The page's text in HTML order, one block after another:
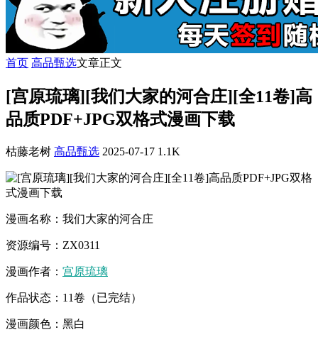
首页 高品甄选文章正文
[宫原琉璃][我们大家的河合庄][全11卷]高
品质PDF+JPG双格式漫画下载
枯藤老树 高品甄选 2025-07-17 1.1K
漫画名称：我们大家的河合庄
资源编号：ZX0311
漫画作者： 宫原琉璃
作品状态：11卷（已完结）
漫画颜色：黑白